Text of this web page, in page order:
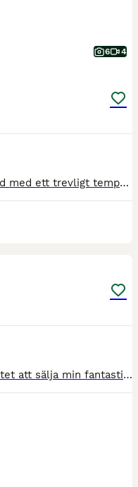
6 4
Sune är en positiv, snäll och nyfiken individ med ett trevligt temperament. Han är van vid daglig hantering, in-och utsläpp, verkning, kolla tänder och vaccination. Insutten, påbörjad inridning (enbart i skritt och i skogen). Hanterad av vuxna (och av 12-åring tillsammans med vuxen). Sune är ca 136 cm, han är mätt hemma i stallgången. Han skulle passa en hästvan familj so
Jag har nu med ett tungt hjärta tagit beslutet att sälja min fantastiska Pisan efter 5 år tillsammans. PGA tidsbrist där jag både jobbat och pluggat på heltid, så har hon inte tävlats så mycket under senaste åren. Pisan är en dam med ett hjärta av guld som alltid gör sitt bästa och blir lite det man gör henne till. Hon är mycket snäll, okomplicerad och trevlig i all hante